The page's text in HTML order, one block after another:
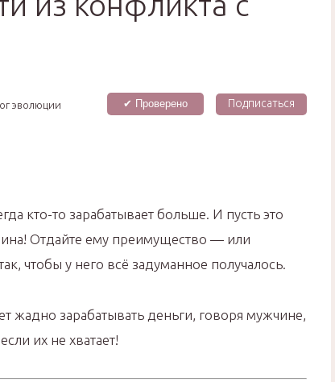
эволюции
✔ Проверено Подписаться
кто-то зарабатывает больше. И пусть это
Отдайте ему преимущество — или
чтобы у него всё задуманное получалось.
жадно зарабатывать деньги, говоря мужчине,
их не хватает!